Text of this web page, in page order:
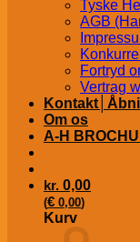
Tyske
AGB
Fortryd
Vertrag
Om os
A-H
kr. 0,00
(€ 0,00)
Kurv